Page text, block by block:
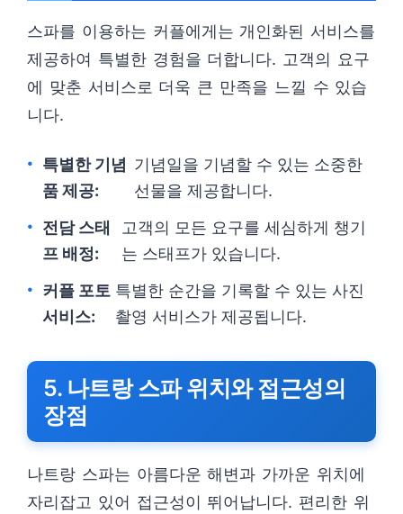
스파를 이용하는 커플에게는 개인화된 서비스를
제공하여 특별한 경험을 더합니다. 고객의 요구
에 맞춘 서비스로 더욱 큰 만족을 느낄 수 있습
니다.
특별한 기념
품 제공:
기념일을 기념할 수 있는 소중한
선물을 제공합니다.
전담 스태
프 배정:
고객의 모든 요구를 세심하게 챙기
는 스태프가 있습니다.
커플 포토
서비스:
특별한 순간을 기록할 수 있는 사진
촬영 서비스가 제공됩니다.
5. 나트랑 스파 위치와 접근성의
장점
나트랑 스파는 아름다운 해변과 가까운 위치에
자리잡고 있어 접근성이 뛰어납니다. 편리한 위